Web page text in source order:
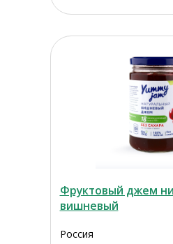
Фруктовый джем
вишневый
Россия